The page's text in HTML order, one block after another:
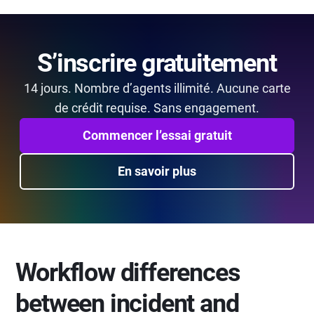
S’inscrire gratuitement
14 jours. Nombre d’agents illimité. Aucune carte
de crédit requise. Sans engagement.
Commencer l’essai gratuit
En savoir plus
Workflow differences
between incident and